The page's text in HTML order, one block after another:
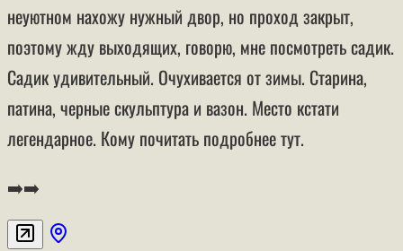
неуютном нахожу нужный двор, но проход закрыт,
поэтому жду выходящих, говорю, мне посмотреть садик.
Садик удивительный. Очухивается от зимы. Старина,
патина, черные скульптура и вазон. Место кстати
легендарное. Кому почитать подробнее тут.
➡️➡️